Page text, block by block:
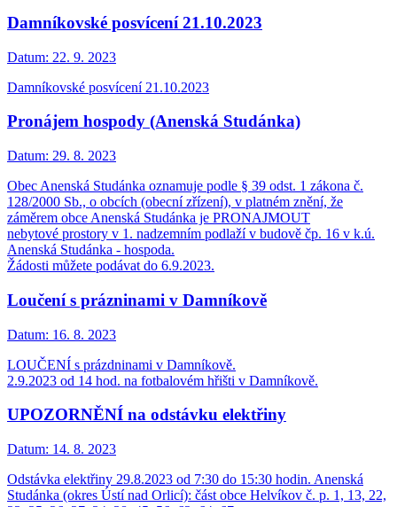
Damníkovské posvícení 21.10.2023
Datum: 22. 9. 2023
Damníkovské posvícení 21.10.2023
Pronájem hospody (Anenská Studánka)
Datum: 29. 8. 2023
Obec Anenská Studánka oznamuje podle § 39 odst. 1 zákona č.
128/2000 Sb., o obcích (obecní zřízení), v platném znění, že
záměrem obce Anenská Studánka je PRONAJMOUT
nebytové prostory v 1. nadzemním podlaží v budově čp. 16 v k.ú.
Anenská Studánka - hospoda.
Žádosti můžete podávat do 6.9.2023.
Loučení s prázninami v Damníkově
Datum: 16. 8. 2023
LOUČENÍ s prázdninami v Damníkově.
2.9.2023 od 14 hod. na fotbalovém hřišti v Damníkově.
UPOZORNĚNÍ na odstávku elektřiny
Datum: 14. 8. 2023
Odstávka elektřiny 29.8.2023 od 7:30 do 15:30 hodin. Anenská
Studánka (okres Ústí nad Orlicí): část obce Helvíkov č. p. 1, 13, 22,